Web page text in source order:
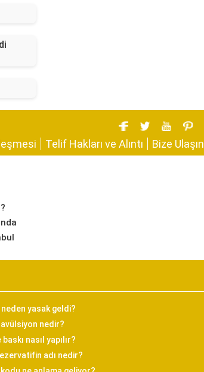
Telif Hakları ve Alıntı Bize Ulaşın
neden yasak geldi?
nedir?
nasıl yapılır?
adı nedir?